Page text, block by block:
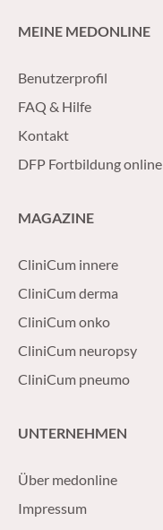
MEINE MEDONLINE
Benutzerprofil
FAQ & Hilfe
Kontakt
DFP Fortbildung online
MAGAZINE
CliniCum innere
CliniCum derma
CliniCum onko
CliniCum neuropsy
CliniCum pneumo
UNTERNEHMEN
Über medonline
Impressum